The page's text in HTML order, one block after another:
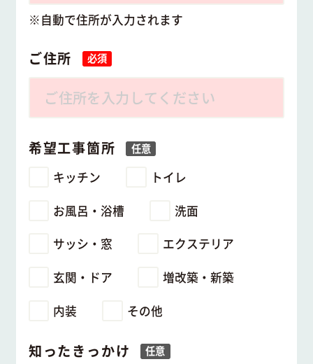
自動で住所が入力されます
ご住所 必須
希望工事箇所 任意
キッチン
トイレ
お風呂・浴槽
洗面
サッシ・窓
エクステリア
玄関・ドア
増改築・新築
内装
その他
知ったきっかけ 任意